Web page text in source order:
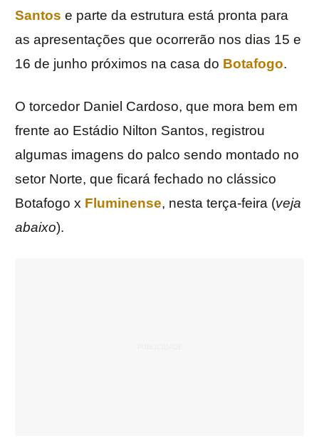
Santos e parte da estrutura está pronta para
as apresentações que ocorrerão nos dias 15 e
16 de junho próximos na casa do Botafogo.
O torcedor Daniel Cardoso, que mora bem em
frente ao Estádio Nilton Santos, registrou
algumas imagens do palco sendo montado no
setor Norte, que ficará fechado no clássico
Botafogo x Fluminense, nesta terça-feira (veja
abaixo).